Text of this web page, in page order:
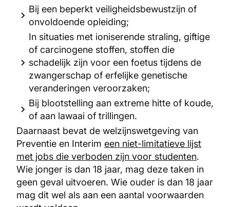
Bij een beperkt veiligheidsbewustzijn of
onvoldoende opleiding;
In situaties met ioniserende straling, giftige
of carcinogene stoffen, stoffen die
schadelijk zijn voor een foetus tijdens de
zwangerschap of erfelijke genetische
veranderingen veroorzaken;
Bij blootstelling aan extreme hitte of koude,
of aan lawaai of trillingen.
Daarnaast bevat de welzijnswetgeving van
Preventie en Interim een niet-limitatieve lijst
met jobs die verboden zijn voor studenten.
Wie jonger is dan 18 jaar, mag deze taken in
geen geval uitvoeren. Wie ouder is dan 18 jaar
mag dit wel als aan een aantal voorwaarden